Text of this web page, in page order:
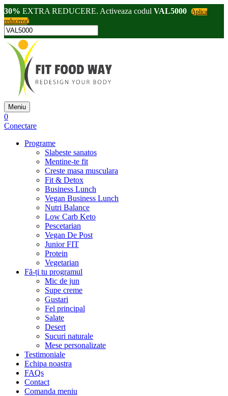
30% EXTRA REDUCERE. Activeaza codul VAL5000
Aplica
reducerea!
Meniu
0
Conectare
Programe
Slabeste sanatos
Mentine-te fit
Creste masa musculara
Fit & Detox
Business Lunch
Vegan Business Lunch
Nutri Balance
Low Carb Keto
Pescetarian
Vegan De Post
Junior FIT
Protein
Vegetarian
Fă-ți tu programul
Mic de jun
Supe creme
Gustari
Fel principal
Salate
Desert
Sucuri naturale
Mese personalizate
Testimoniale
Echipa noastra
FAQs
Contact
Comanda meniu